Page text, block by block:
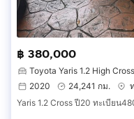
฿ 380,000
Toyota Yaris 1.2 High Cross
2020
24,241 กม.
Yaris 1.2 Cross ปี20 ทะเบียน